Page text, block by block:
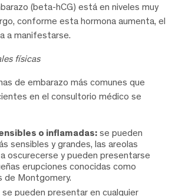
(beta-hCG) está en niveles muy
conforme esta hormona aumenta, el
a manifestarse.
físicas
de embarazo más comunes que
en el consultorio médico se
o inflamadas: se pueden
sensibles y grandes, las areolas
oscurecerse y pueden presentarse
erupciones conocidas como
de Montgomery.
se pueden presentar en cualquier